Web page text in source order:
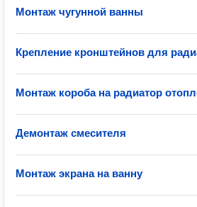
Монтаж чугунной ванны
Крепление кронштейнов для
Монтаж короба на радиатор
Демонтаж смесителя
Монтаж экрана на ванну